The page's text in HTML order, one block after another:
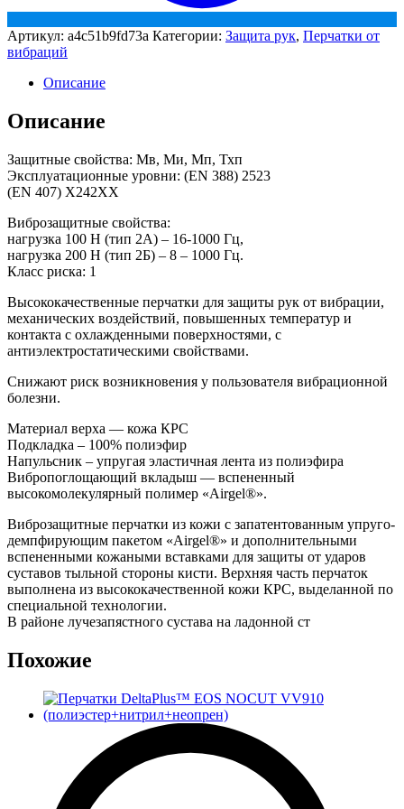
Артикул: a4c51b9fd73a Категории: Защита рук, Перчатки от
вибраций
Описание
Описание
Защитные свойства: Мв, Ми, Мп, Тхп
Эксплуатационные уровни: (EN 388) 2523
(EN 407) X242XX
Виброзащитные свойства:
нагрузка 100 Н (тип 2А) – 16-1000 Гц,
нагрузка 200 Н (тип 2Б) – 8 – 1000 Гц.
Класс риска: 1
Высококачественные перчатки для защиты рук от вибрации,
механических воздействий, повышенных температур и
контакта с охлажденными поверхностями, с
антиэлектростатическими свойствами.
Снижают риск возникновения у пользователя вибрационной
болезни.
Материал верха — кожа КРС
Подкладка – 100% полиэфир
Напульсник – упругая эластичная лента из полиэфира
Вибропоглощающий вкладыш — вспененный
высокомолекулярный полимер «Airgel®».
Виброзащитные перчатки из кожи с запатентованным упруго-
демпфирующим пакетом «Airgel®» и дополнительными
вспененными кожаными вставками для защиты от ударов
суставов тыльной стороны кисти. Верхняя часть перчаток
выполнена из высококачественной кожи КРС, выделанной по
специальной технологии.
В районе лучезапястного сустава на ладонной ст
Похожие